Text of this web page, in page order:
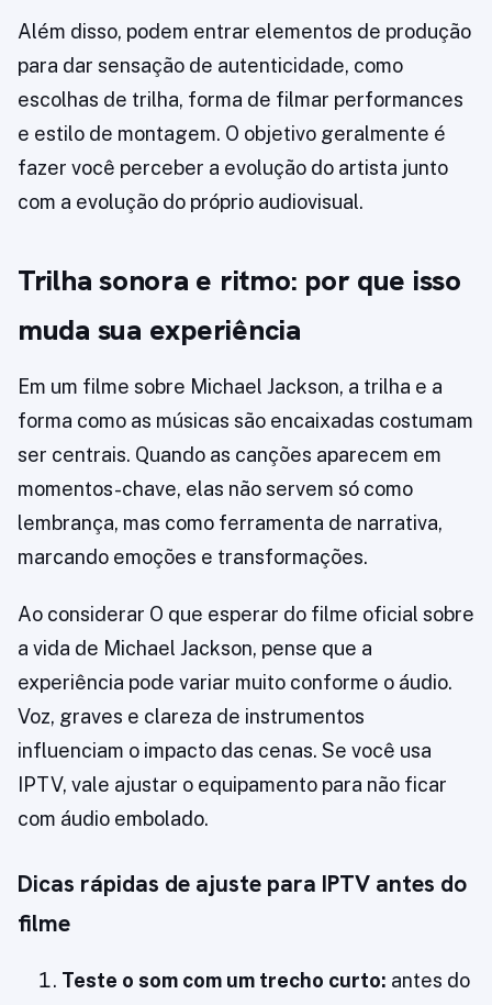
Além disso, podem entrar elementos de produção
para dar sensação de autenticidade, como
escolhas de trilha, forma de filmar performances
e estilo de montagem. O objetivo geralmente é
fazer você perceber a evolução do artista junto
com a evolução do próprio audiovisual.
Trilha sonora e ritmo: por que isso
muda sua experiência
Em um filme sobre Michael Jackson, a trilha e a
forma como as músicas são encaixadas costumam
ser centrais. Quando as canções aparecem em
momentos-chave, elas não servem só como
lembrança, mas como ferramenta de narrativa,
marcando emoções e transformações.
Ao considerar O que esperar do filme oficial sobre
a vida de Michael Jackson, pense que a
experiência pode variar muito conforme o áudio.
Voz, graves e clareza de instrumentos
influenciam o impacto das cenas. Se você usa
IPTV, vale ajustar o equipamento para não ficar
com áudio embolado.
Dicas rápidas de ajuste para IPTV antes do
filme
Teste o som com um trecho curto: antes do